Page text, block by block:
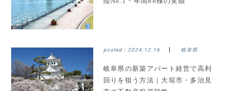
posted： 2024.12.16 岐阜県
岐阜県の新築アパート経営で高利
回りを狙う方法｜大垣市・多治見